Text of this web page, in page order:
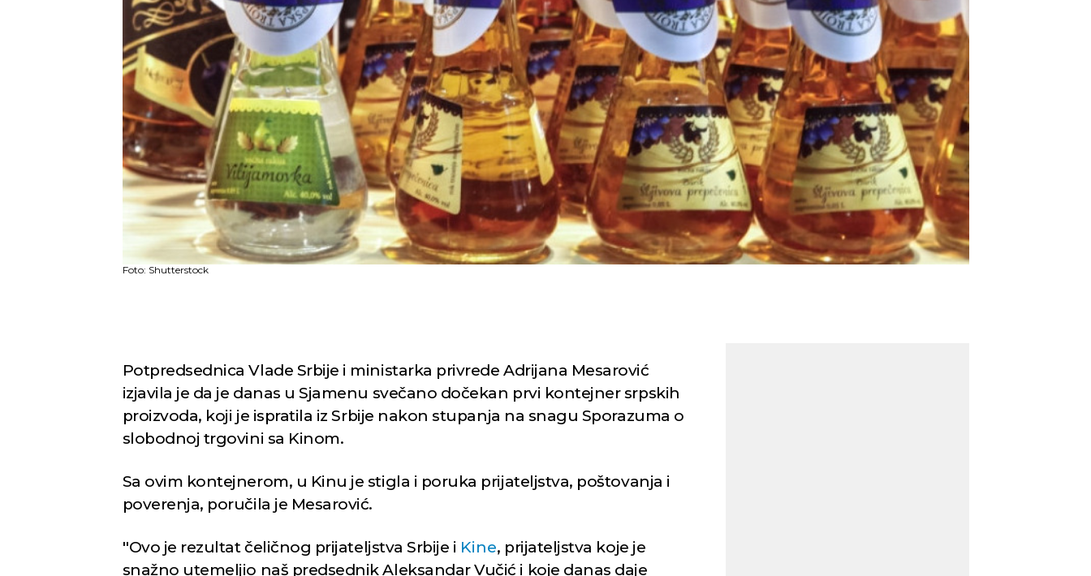
Foto: Shutterstock
Potpredsednica Vlade Srbije i ministarka privrede Adrijana Mesarović
izjavila je da je danas u Sjamenu svečano dočekan prvi kontejner srpskih
proizvoda, koji je ispratila iz Srbije nakon stupanja na snagu Sporazuma o
slobodnoj trgovini sa Kinom.
Sa ovim kontejnerom, u Kinu je stigla i poruka prijateljstva, poštovanja i
poverenja, poručila je Mesarović.
''Ovo je rezultat čeličnog prijateljstva Srbije i Kine, prijateljstva koje je
snažno utemeljio naš predsednik Aleksandar Vučić i koje danas daje